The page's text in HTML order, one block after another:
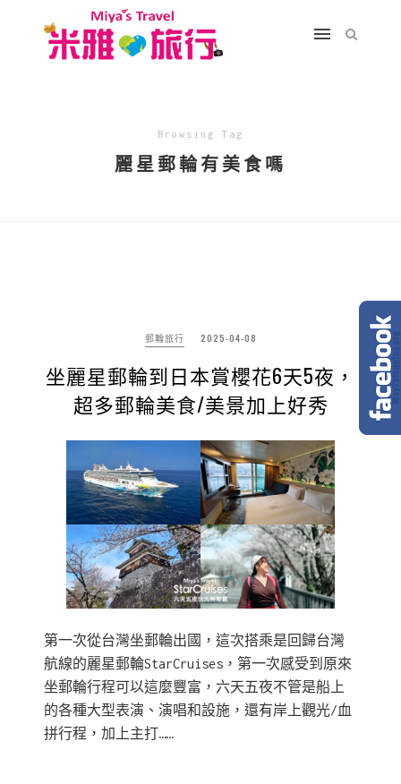
Browsing Tag
麗星郵輪有美食嗎
郵輪旅行 2025-04-08
坐麗星郵輪到日本賞櫻花6天5夜，
超多郵輪美食/美景加上好秀
第一次從台灣坐郵輪出國，這次搭乘是回歸台灣
航線的麗星郵輪StarCruises，第一次感受到原來
坐郵輪行程可以這麼豐富，六天五夜不管是船上
的各種大型表演、演唱和設施，還有岸上觀光/血
拼行程，加上主打……